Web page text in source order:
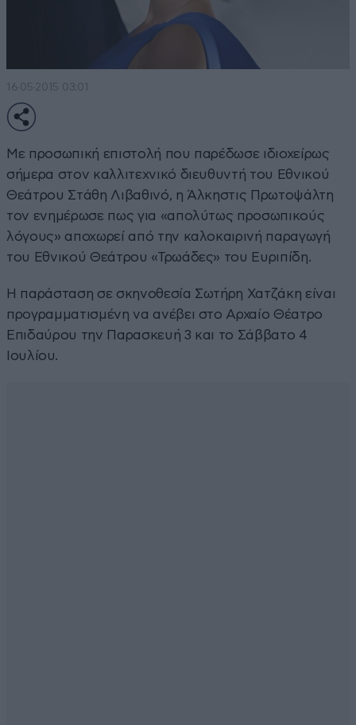
16·05·2015 03:01
Με προσωπική επιστολή που παρέδωσε ιδιοχείρως
σήμερα στον καλλιτεχνικό διευθυντή του Εθνικού
Θεάτρου Στάθη Λιβαθινό, η Άλκηστις Πρωτοψάλτη
τον ενημέρωσε πως για «απολύτως προσωπικούς
λόγους» αποχωρεί από την καλοκαιρινή παραγωγή
του Εθνικού Θεάτρου «Τρωάδες» του Ευριπίδη.
Η παράσταση σε σκηνοθεσία Σωτήρη Χατζάκη είναι
προγραμματισμένη να ανέβει στο Αρχαίο Θέατρο
Επιδαύρου την Παρασκευή 3 και το Σάββατο 4
Ιουλίου.